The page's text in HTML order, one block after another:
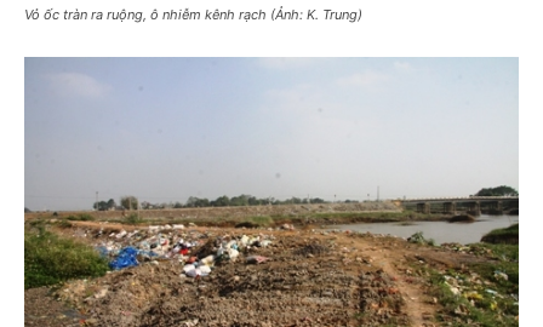
Vỏ ốc tràn ra ruộng, ô nhiễm kênh rạch (Ảnh: K. Trung)